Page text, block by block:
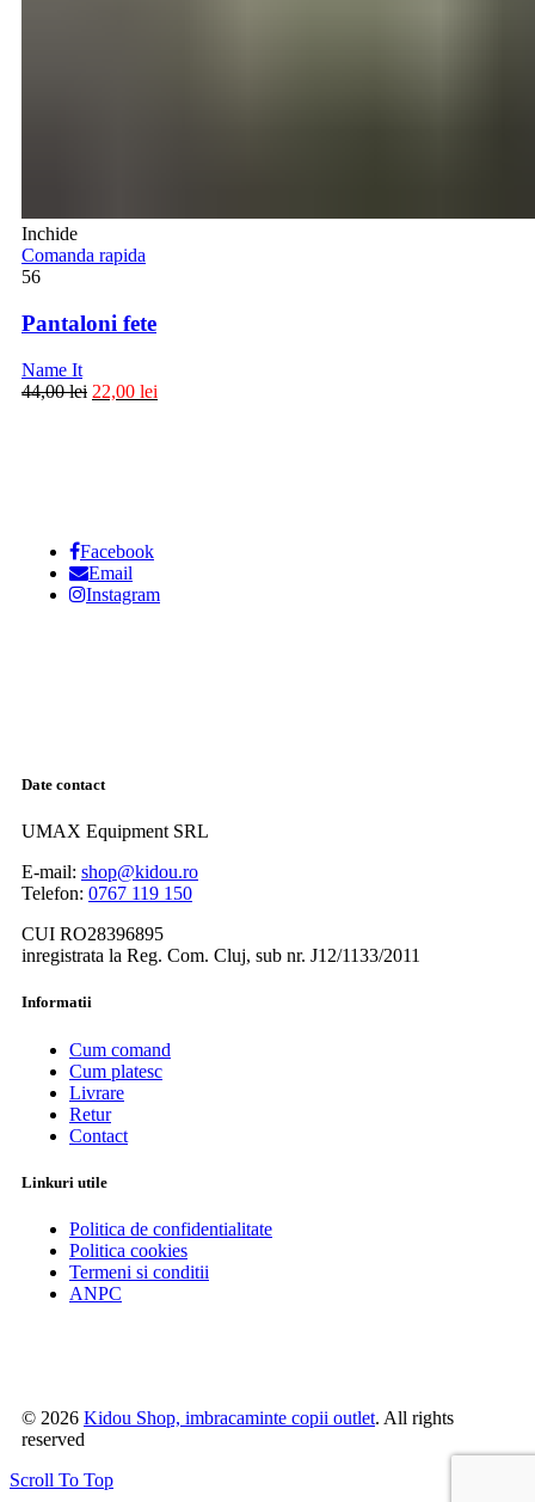
Inchide
Comanda rapida
56
Pantaloni fete
Name It
44,00lei 22,00 lei
Facebook
Email
Instagram
Date contact
UMAX Equipment SRL
E-mail: shop@kidou.ro
Telefon: 0767 119 150
CUI RO28396895
inregistrata la Reg. Com. Cluj, sub nr. J12/1133/2011
Informatii
Cum comand
Cum platesc
Livrare
Retur
Contact
Linkuri utile
Politica de confidentialitate
Politica cookies
Termeni si conditii
ANPC
© 2026 Kidou Shop, imbracaminte copii outlet. All rights
reserved
Scroll To Top